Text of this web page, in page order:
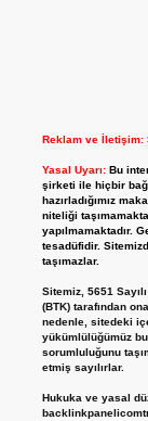
Reklam ve İletişim:
Yasal Uyarı: Bu
şirketi ile hiçbir
hazırladığımız
niteliği
yapılmamaktadır.
tesadüfidir.
taşımazlar.
Sitemiz, 5651
(BTK) tarafından
nedenle, sitedeki
yükümlülüğümüz
sorumluluğunu
etmiş sayılırlar.
Hukuka ve yasal